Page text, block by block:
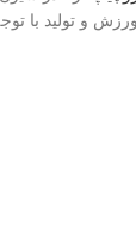
و تولید با